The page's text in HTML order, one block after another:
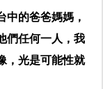
中的爸爸媽媽，
們任何一人，我
，光是可能性就